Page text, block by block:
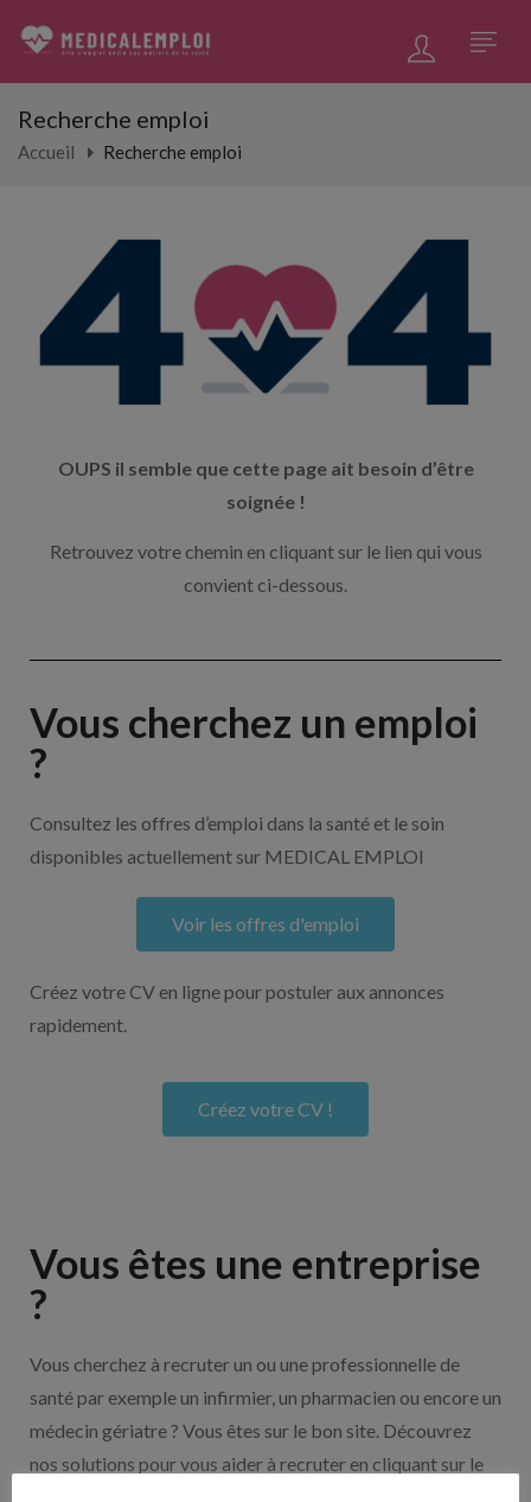
Recherche emploi
Accueil Recherche emploi
OUPS il semble que cette page ait besoin d’être
soignée !
Retrouvez votre chemin en cliquant sur le lien qui vous
convient ci-dessous.
Vous cherchez un emploi
?
Consultez les offres d’emploi dans la santé et le soin
disponibles actuellement sur MEDICAL EMPLOI
Voir les offres d'emploi
Créez votre CV en ligne pour postuler aux annonces
rapidement.
Créez votre CV !
Vous êtes une entreprise
?
Vous cherchez à recruter un ou une professionnelle de
santé par exemple un infirmier, un pharmacien ou encore un
médecin gériatre ? Vous êtes sur le bon site. Découvrez
nos solutions pour vous aider à recruter en cliquant sur le